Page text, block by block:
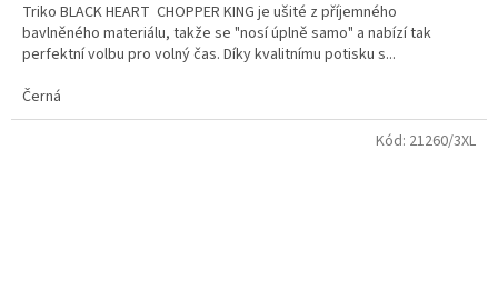
z
5
hvězdiček.
Triko BLACK HEART CHOPPER KING je ušité z příjemného
bavlněného materiálu, takže se "nosí úplně samo" a nabízí tak
perfektní volbu pro volný čas. Díky kvalitnímu potisku s...
Černá
Kód: 21260/3XL